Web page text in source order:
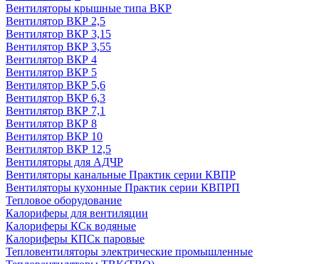
Вентиляторы крышные типа ВКР
Вентилятор ВКР 2,5
Вентилятор ВКР 3,15
Вентилятор ВКР 3,55
Вентилятор ВКР 4
Вентилятор ВКР 5
Вентилятор ВКР 5,6
Вентилятор ВКР 6,3
Вентилятор ВКР 7,1
Вентилятор ВКР 8
Вентилятор ВКР 10
Вентилятор ВКР 12,5
Вентиляторы для АДЧР
Вентиляторы канальные Практик серии КВПР
Вентиляторы кухонные Практик серии КВПРП
Тепловое оборудование
Калориферы для вентиляции
Калориферы КСк водяные
Калориферы КПСк паровые
Тепловентиляторы электрические промышленные